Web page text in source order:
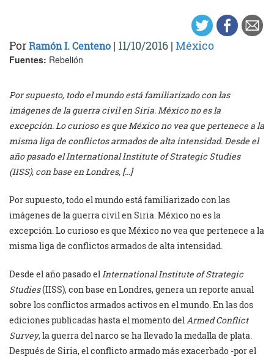
PorRamón I. Centeno | 11/10/2016 | México
Fuentes: Rebelión
Por supuesto, todo el mundo está familiarizado con las
imágenes de la guerra civil en Siria. México no es la
excepción. Lo curioso es que México no vea que pertenece a la
misma liga de conflictos armados de alta intensidad. Desde el
año pasado el International Institute of Strategic Studies
(IISS), con base en Londres, […]
Por supuesto, todo el mundo está familiarizado con las
imágenes de la guerra civil en Siria. México no es la
excepción. Lo curioso es que México no vea que pertenece a la
misma liga de conflictos armados de alta intensidad.
Desde el año pasado elInternational Institute of Strategic
Studies(IISS), con base en Londres, genera un reporte anual
sobre los conflictos armados activos en el mundo. En las dos
ediciones publicadas hasta el momento delArmed Conflict
Survey, la guerra del narco se ha llevado la medalla de plata.
Después de Siria, el conflicto armado más exacerbado -por el